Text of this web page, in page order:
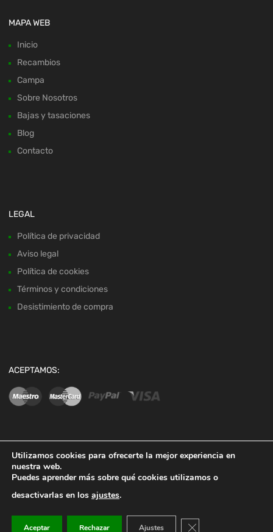
MAPA WEB
Inicio
Recambios
Campa
Sobre Nosotros
Bajas y tasaciones
Blog
Contacto
LEGAL
Política de privacidad
Aviso legal
Política de cookies
Términos y condiciones
Desistimiento de compra
ACEPTAMOS:
SOCIAL:
Utilizamos cookies para ofrecerte la mejor experiencia en
nuestra web.
Puedes aprender más sobre qué cookies utilizamos o
desactivarlas en los ajustes.
Aceptar Rechazar Ajustes Cerrar el banner de